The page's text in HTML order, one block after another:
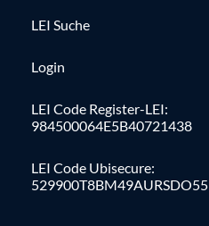
LEI Suche
Login
LEI Code Register-LEI:
984500064E5B40721438
LEI Code Ubisecure:
529900T8BM49AURSDO55